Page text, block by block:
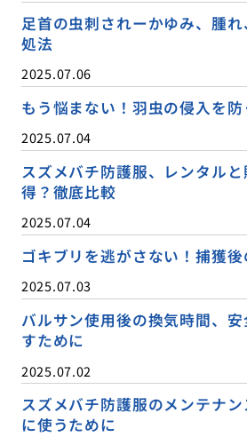
足首の虫刺されーかゆみ、腫
処法
2025.07.06
もう悩まない！羽虫の侵入を
2025.07.04
スズメバチ防護服、レンタル
得？徹底比較
2025.07.04
ゴキブリを逃がさない！捕獲
2025.07.03
バルサン使用後の換気時間、
すために
2025.07.02
スズメバチ防護服のメンテナ
に使うために